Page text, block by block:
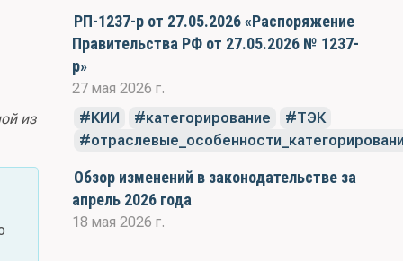
из
РП-1237-р от 27.05.2026 «Распоряжение
Правительства РФ от 27.05.2026 № 1237-
р»
27 мая 2026 г.
КИИ
категорирование
ТЭК
Обзор изменений в законодательстве за
апрель 2026 года
18 мая 2026 г.